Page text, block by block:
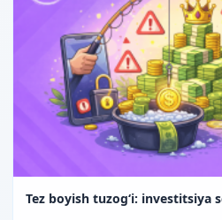
Tez boyish tuzog‘i: investitsiya